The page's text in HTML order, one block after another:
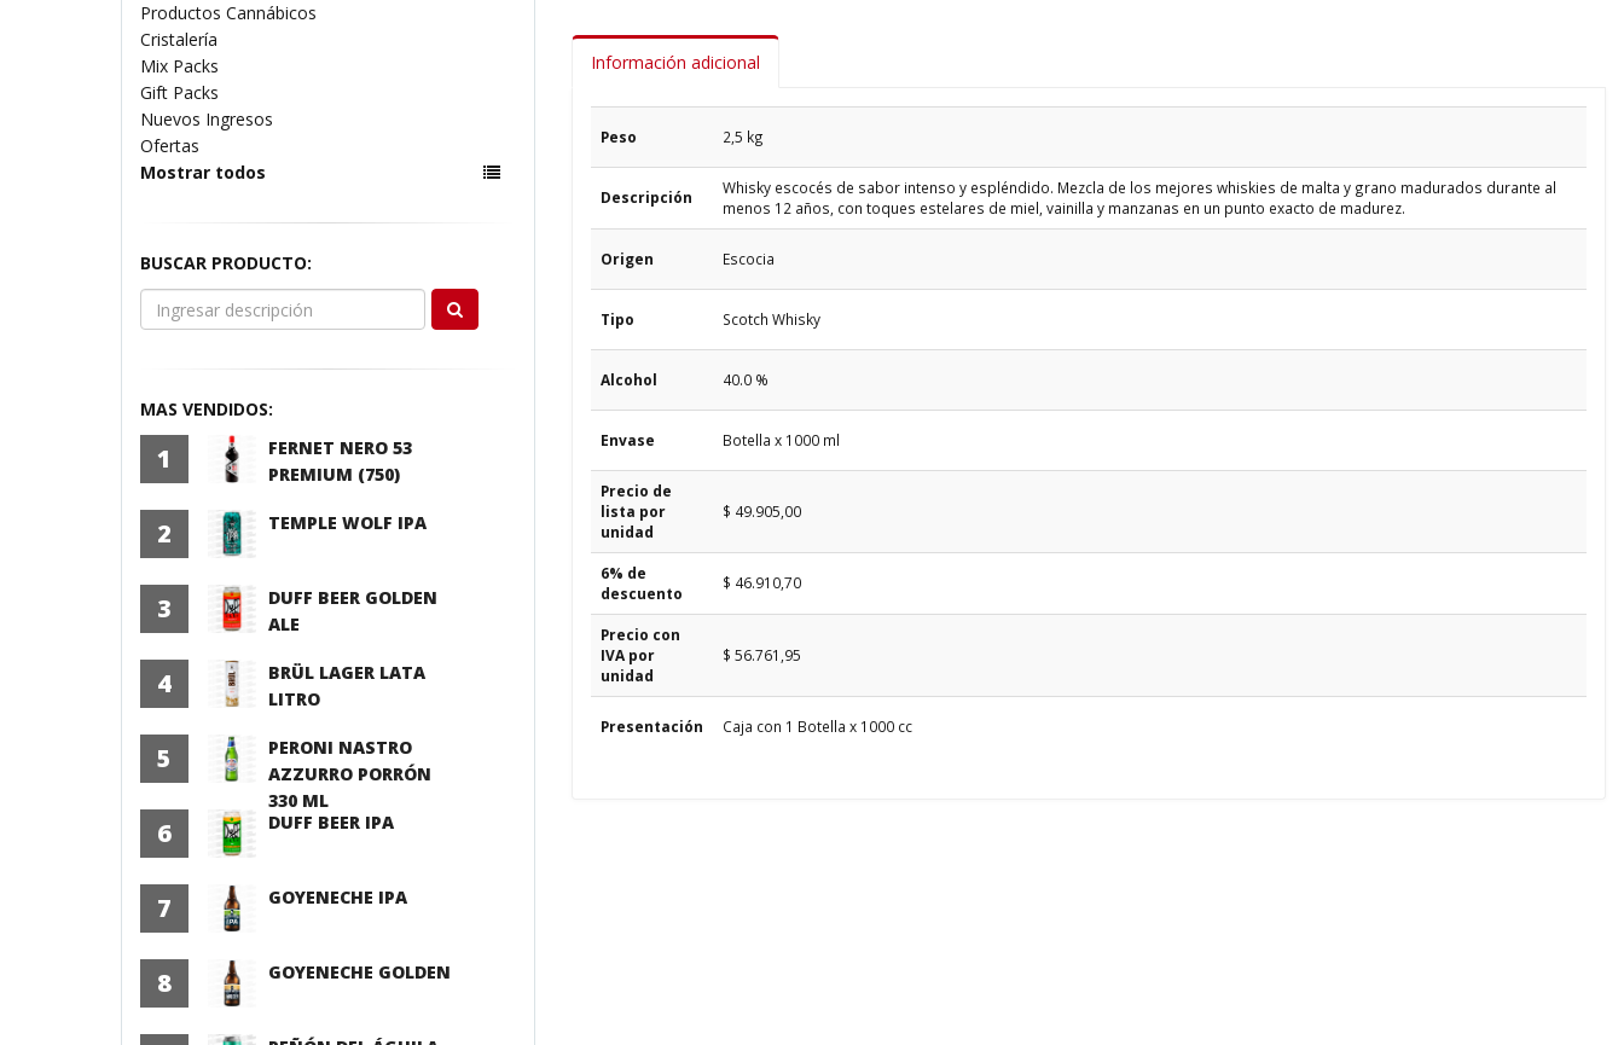
Productos Cannábicos
Cristalería
Mix Packs
Gift Packs
Nuevos Ingresos
Ofertas
Mostrar todos
BUSCAR PRODUCTO:
MAS VENDIDOS:
1
FERNET NERO 53
PREMIUM (750)
2 TEMPLE WOLF IPA
3
DUFF BEER GOLDEN
ALE
4
BRÜL LAGER LATA
LITRO
5
PERONI NASTRO
AZZURRO PORRÓN
330 ML
6 DUFF BEER IPA
7 GOYENECHE IPA
8 GOYENECHE GOLDEN
Información adicional
Peso 2,5 kg
Descripción
Whisky escocés de sabor intenso y espléndido. Mezcla de los mejores whiskies de malta y grano madurados durante al
menos 12 años, con toques estelares de miel, vainilla y manzanas en un punto exacto de madurez.
Origen Escocia
Tipo Scotch Whisky
Alcohol 40.0 %
Envase Botella x 1000 ml
Precio de
lista por
unidad
$ 49.905,00
6% de
descuento
$ 46.910,70
Precio con
IVA por
unidad
$ 56.761,95
Presentación Caja con 1 Botella x 1000 cc